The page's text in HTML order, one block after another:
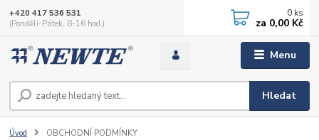
Menu
Hledat
+420 417 536 531
(Pondělí-Pátek, 8-16 hod.)
0 ks
za 0,00 Kč
Úvod OBCHODNÍ PODMÍNKY